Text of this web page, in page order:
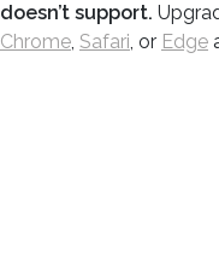
doesn’t support.
Chrome, Safari, or Edge